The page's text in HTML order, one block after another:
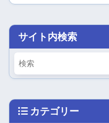
サイト内検索
カテゴリー